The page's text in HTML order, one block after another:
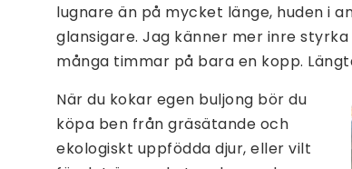
lugnare än på mycket länge, huden i
glansigare. Jag känner mer inre
många timmar på bara en kopp.
När du kokar egen buljong bör du
köpa ben från gräsätande och
ekologiskt uppfödda djur, eller vilt